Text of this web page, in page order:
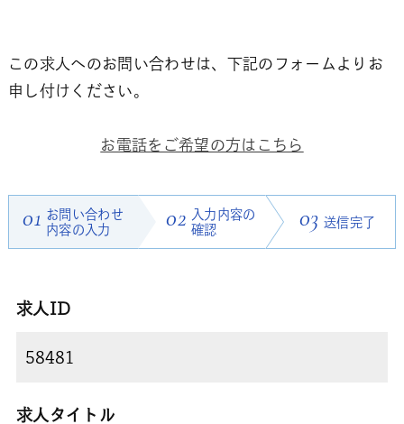
この求人へのお問い合わせは、下記のフォームよりお
申し付けください。
お電話をご希望の方はこちら
01 お問い合わせ
内容の入力
02 入力内容の
確認
03 送信完了
求人ID
求人タイトル